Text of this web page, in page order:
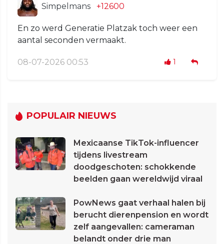
Simpelmans +12600
En zo werd Generatie Platzak toch weer een
aantal seconden vermaakt.
08-07-2026 00:53 1
POPULAIR NIEUWS
Mexicaanse TikTok-influencer
tijdens livestream
doodgeschoten: schokkende
beelden gaan wereldwijd viraal
PowNews gaat verhaal halen bij
berucht dierenpension en wordt
zelf aangevallen: cameraman
belandt onder drie man